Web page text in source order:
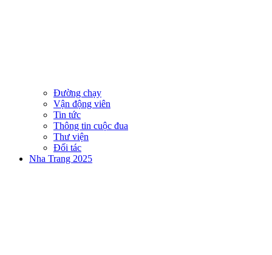
Đường chạy
Vận động viên
Tin tức
Thông tin cuộc đua
Thư viện
Đối tác
Nha Trang 2025